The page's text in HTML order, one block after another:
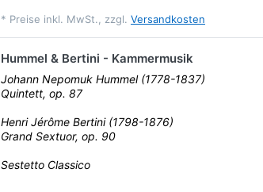
* Preise inkl. MwSt., zzgl. Versandkosten
Hummel & Bertini - Kammermusik
Johann Nepomuk Hummel (1778-1837)
Quintett, op. 87
Henri Jérôme Bertini (1798-1876)
Grand Sextuor, op. 90
Sestetto Classico